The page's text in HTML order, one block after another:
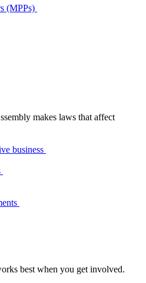
(MPPs)
makes laws that affect
business
best when you get involved.